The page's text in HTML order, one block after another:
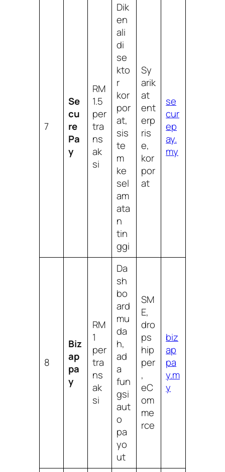
7
Se
cu
re
Pa
y
RM
1.5
per
tra
ns
ak
si
Dik
en
ali
di
se
kto
r
kor
por
at,
sis
te
m
ke
sel
am
ata
n
tin
ggi
Sy
arik
at
ent
erp
ris
e,
kor
por
at
se
cur
ep
ay.
my
8
Biz
ap
pa
y
RM
1
per
tra
ns
ak
si
Da
sh
bo
ard
mu
da
h,
ad
a
fun
gsi
aut
o
pa
yo
ut
SM
E,
dro
ps
hip
per
,
eC
om
me
rce
biz
ap
pa
y.m
y